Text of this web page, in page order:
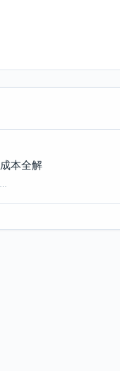
本全解